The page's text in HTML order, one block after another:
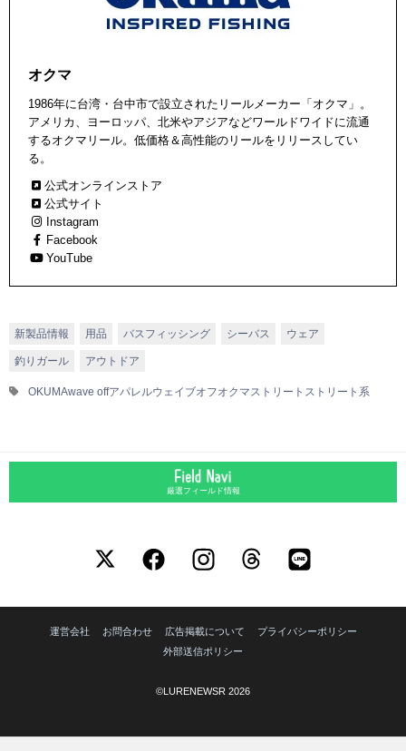
オクマ
1986年に台湾・台中市で設立されたリールメーカー「オクマ」。
アメリカ、ヨーロッパ、北米やアジアなどワールドワイドに流通
するオクマリール。低価格＆高性能のリールをリリースしてい
る。
公式オンラインストア
公式サイト
Instagram
Facebook
YouTube
新製品情報 用品 バスフィッシング シーバス ウェア
釣りガール アウトドア
OKUMAwave offアパレルウェイブオフオクマストリート ストリート系
厳選フィールド情報
運営会社 お問合わせ 広告掲載について
プライバシーポリシー
外部送信ポリシー
©LURENEWSR 2026